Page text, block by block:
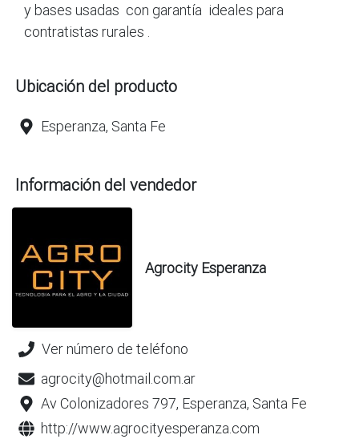
y bases usadas con garantía ideales para
contratistas rurales .
Ubicación del producto
Esperanza, Santa Fe
Información del vendedor
Agrocity Esperanza
Ver número de teléfono
agrocity@hotmail.com.ar
Av Colonizadores 797, Esperanza, Santa Fe
http://www.agrocityesperanza.com